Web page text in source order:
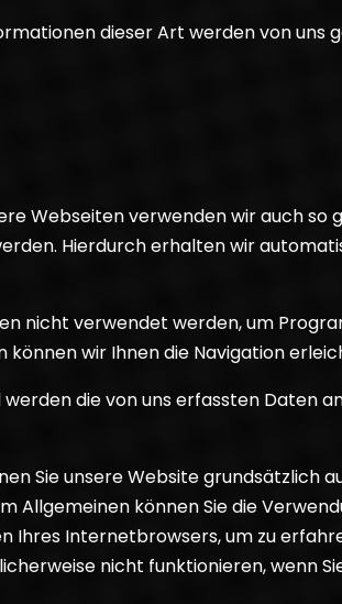
dieser Art werden von uns
Webseiten verwenden wir auch so
Hierdurch erhalten wir
nicht verwendet werden, um
können wir Ihnen die Navigation
werden die von uns erfassten Daten
Sie unsere Website grundsätzlich
Allgemeinen können Sie die
Ihres Internetbrowsers, um zu
nicht funktionieren, wenn